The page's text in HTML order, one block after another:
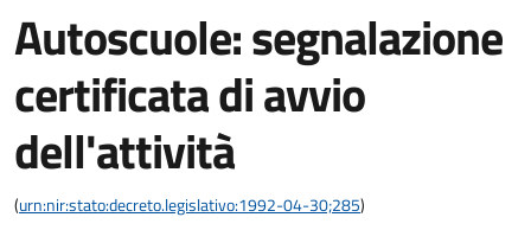
Autoscuole: segnalazione
certificata di avvio
dell'attività
(urn:nir:stato:decreto.legislativo:1992-04-30;285)